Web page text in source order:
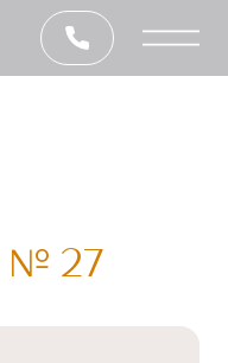
№ 27